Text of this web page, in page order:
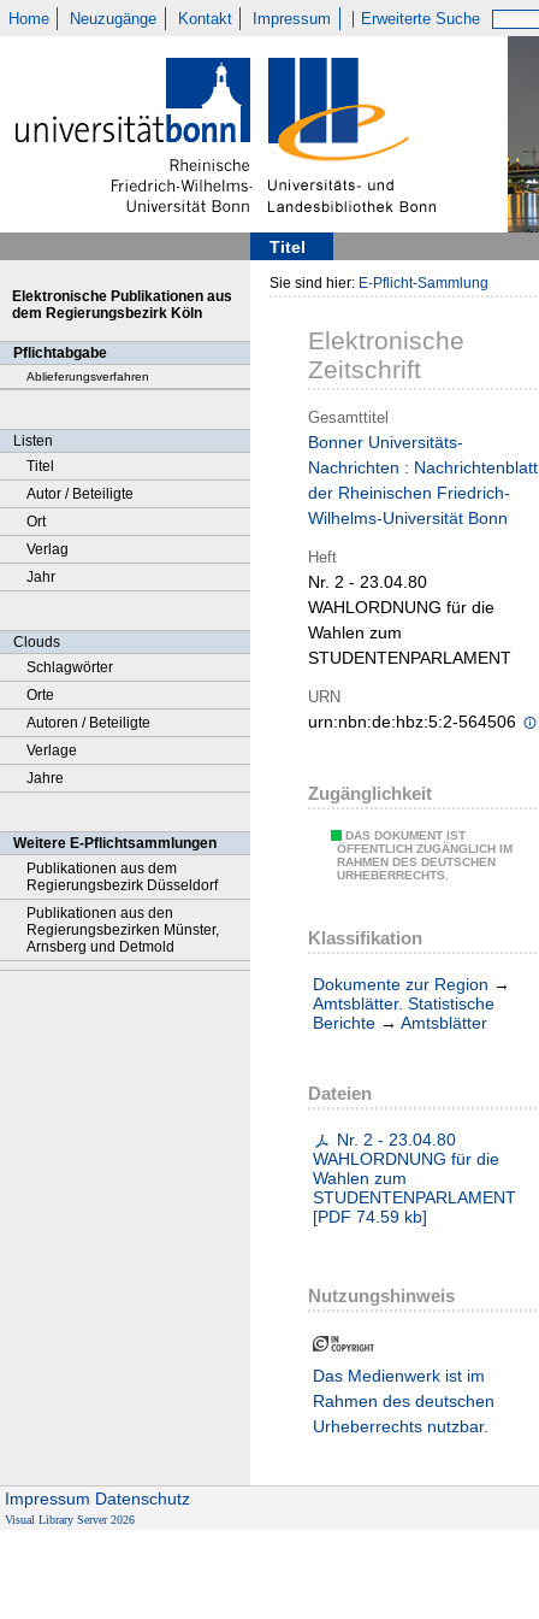
Home Neuzugänge Kontakt Impressum Erweiterte Suche
Titel
Elektronische Publikationen aus
dem Regierungsbezirk Köln
Pflichtabgabe
Ablieferungsverfahren
Listen
Titel
Autor / Beteiligte
Ort
Verlag
Jahr
Clouds
Schlagwörter
Orte
Autoren / Beteiligte
Verlage
Jahre
Weitere E-Pflichtsammlungen
Publikationen aus dem
Regierungsbezirk Düsseldorf
Publikationen aus den
Regierungsbezirken Münster,
Arnsberg und Detmold
Sie sind hier: E-Pflicht-Sammlung
Elektronische
Zeitschrift
Gesamttitel
Bonner Universitäts-
Nachrichten : Nachrichtenblatt
der Rheinischen Friedrich-
Wilhelms-Universität Bonn
Heft
Nr. 2 - 23.04.80
WAHLORDNUNG für die
Wahlen zum
STUDENTENPARLAMENT
URN
urn:nbn:de:hbz:5:2-564506
Zugänglichkeit
DAS DOKUMENT IST
ÖFFENTLICH ZUGÄNGLICH IM
RAHMEN DES DEUTSCHEN
URHEBERRECHTS.
Klassifikation
Dokumente zur Region →
Amtsblätter. Statistische
Berichte → Amtsblätter
Dateien
Nr. 2 - 23.04.80
WAHLORDNUNG für die
Wahlen zum
STUDENTENPARLAMENT
[PDF 74.59 kb]
Nutzungshinweis
Das Medienwerk ist im
Rahmen des deutschen
Urheberrechts nutzbar.
Impressum Datenschutz
Visual Library Server 2026